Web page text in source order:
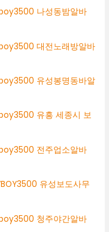
나성동밤알바
대전노래방알바
유성봉명동바알
유흥 세종시 보
전주업소알바
유성보도사무
청주야간알바